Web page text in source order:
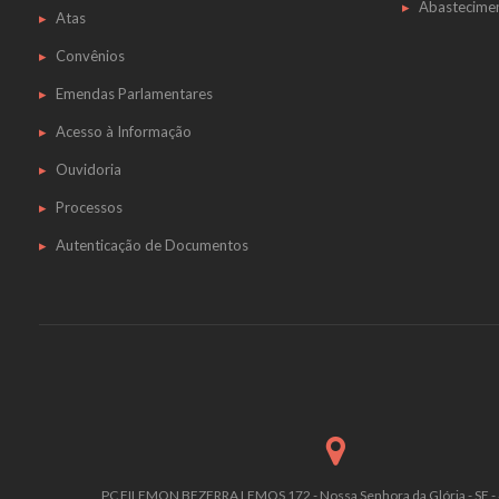
Atas
Convênios
Emendas Parlamentares
Acesso à Informação
Ouvidoria
Processos
Autenticação de Documentos
PC FILEMON BEZERRA LEMOS 172 - Nossa Senhora da Glória - SE